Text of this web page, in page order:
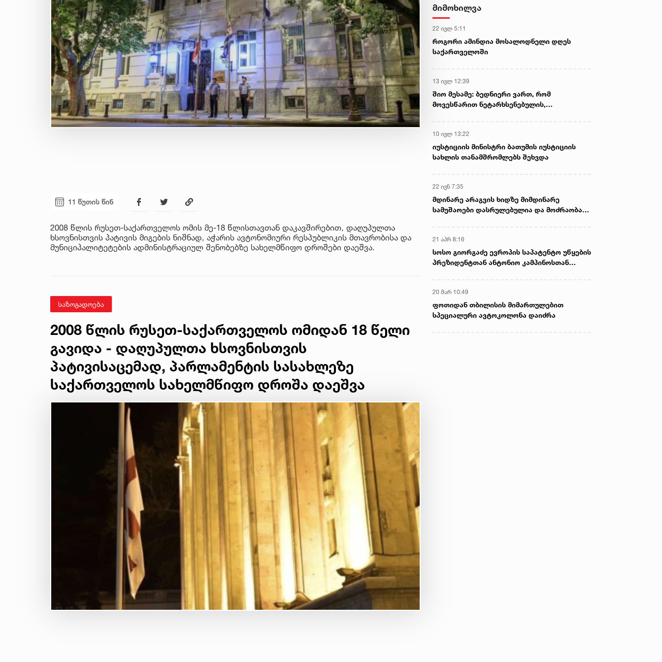
11 წუთის წინ
2008 წლის რუსეთ-საქართველოს ომის მე-18 წლისთავთან დაკავშირებით, დაღუპულთა
ხსოვნისთვის პატივის მიგების ნიშნად, აჭარის ავტონომიური რესპუბლიკის მთავრობისა და
მუნიციპალიტეტების ადმინისტრაციულ შენობებზე სახელმწიფო დროშები დაეშვა.
საზოგადოება
2008 წლის რუსეთ-საქართველოს ომიდან 18 წელი
გავიდა - დაღუპულთა ხსოვნისთვის
პატივისაცემად, პარლამენტის სასახლეზე
საქართველოს სახელმწიფო დროშა დაეშვა
არასწორად მოიქცა, თუმცა
ეპოქაში სხვანაირად ხდება -
პროკურორი
მიმოხილვა
22 ივლ 5:11
როგორი ამინდია მოსალოდნელი დღეს
საქართველოში
13 ივლ 12:39
შიო მესამე: ბედნიერი ვართ, რომ
მოვესწარით ნეტარხსენებულის,
10 ივლ 13:22
იუსტიციის მინისტრი ბათუმის იუსტიციის
სახლის თანამშრომლებს შეხვდა
22 ივნ 7:35
მდინარე არაგვის ხიდზე მიმდინარე
სამუშაოები დასრულებულია და მოძრაობა
21 აპრ 8:16
სოსო გიორგაძე ევროპის საპატენტო უწყების
პრეზიდენტთან ანტონიო კამპინოსთან
20 მარ 10:49
ფოთიდან თბილისის მიმართულებით
სპეციალური ავტოკოლონა დაიძრა